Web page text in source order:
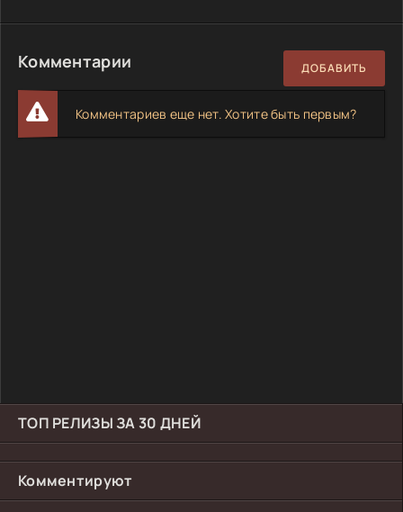
ТОП РЕЛИЗЫ ЗА 30 ДНЕЙ
Комментируют
Комментарии ДОБАВИТЬ
Комментариев еще нет. Хотите быть первым?